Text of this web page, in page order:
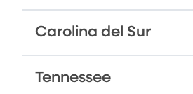
Carolina del Sur
Tennessee